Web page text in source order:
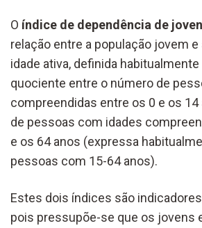
O índice de dependência de
relação entre a população jovem
idade ativa, definida
quociente entre o número de
compreendidas entre os 0 e os
de pessoas com idades
e os 64 anos (expressa
pessoas com 15-64 anos).
Estes dois índices são
pois pressupõe-se que os jovens